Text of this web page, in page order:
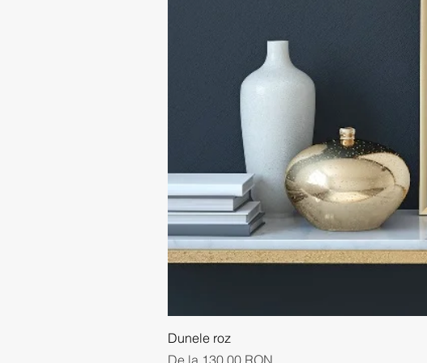
Dunele roz
Preț redus